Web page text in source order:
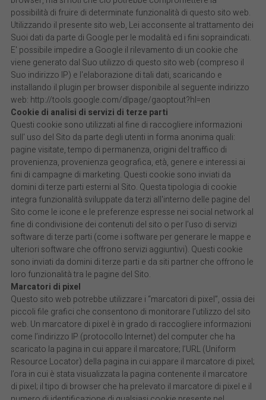
possibilità di fruire di determinate funzionalità di questo sito web.
Utilizzando il presente sito web, Lei acconsente al trattamento dei
Suoi dati da parte di Google per le modalità ed i fini sopraindicati.
E' possibile impedire a Google il rilevamento di un cookie che
viene generato dal Suo utilizzo di questo sito web (compreso il
Suo indirizzo IP) e l'elaborazione di tali dati, scaricando e
installando il plugin per browser disponibile al seguente indirizzo
web: http://tools.google.com/dlpage/gaoptout?hl=en
Cookie di analisi di servizi di terze parti
Questi cookie sono utilizzati al fine di raccogliere informazioni
sull' uso del Sito da parte degli utenti in forma anonima quali:
pagine visitate, tempo di permanenza, origini del traffico di
provenienza, provenienza geografica, età, genere e interessi ai
fini di campagne di marketing. Questi cookie sono inviati da
domini di terze parti esterni al Sito. Questa tipologia di cookie
integra funzionalità sviluppate da terzi all'interno delle pagine del
Sito come le icone e le preferenze espresse nei social network al
fine di condivisione dei contenuti del sito o per l'uso di servizi
software di terze parti (come i software per generare le mappe e
ulteriori software che offrono servizi aggiuntivi). Questi cookie
sono inviati da domini di terze parti e da siti partner che offrono le
loro funzionalità tra le pagine del Sito.
Marcatori di pixel
Questo sito web potrebbe utilizzare i “marcatori di pixel”, ossia dei
piccoli file grafici che consentono di monitorare l’utilizzo del sito
web. Un marcatore di pixel è in grado di raccogliere informazioni
come l’indirizzo IP (protocollo Internet) del computer che ha
scaricato la pagina in cui appare il marcatore; l’URL (Uniform
Resource Locator) della pagina in cui appare il marcatore di pixel;
l’ora in cui è stata visualizzata la pagina contenente il marcatore
di pixel; il tipo di browser che ha prelevato il marcatore di pixel e il